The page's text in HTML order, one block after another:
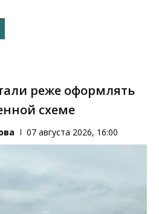
реже оформлять
схеме
07 августа 2026, 16:00